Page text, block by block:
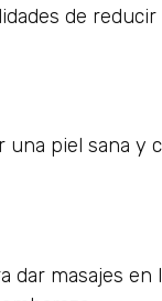
de reducir
una piel sana y
dar masajes